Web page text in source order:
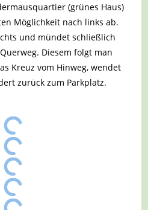
(grünes Haus)
Möglichkeit nach links ab.
und mündet schließlich
Diesem folgt man
Kreuz vom Hinweg, wendet
zurück zum Parkplatz.